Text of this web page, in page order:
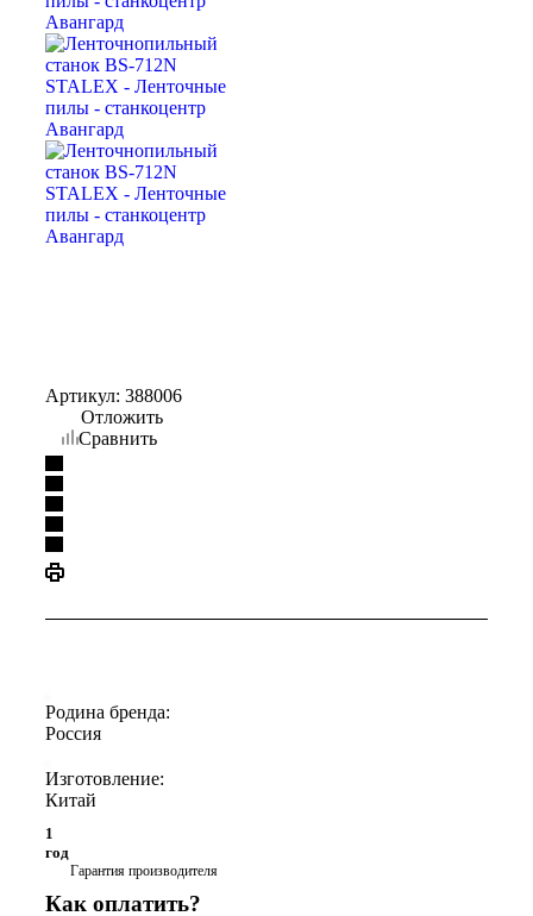
Артикул: 388006
Отложить
Сравнить
Родина бренда:
Россия
Изготовление:
Китай
1
год
Гарантия производителя
Как оплатить?